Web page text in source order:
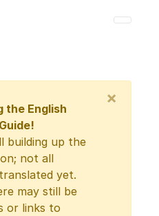
the English
building up the
not all
yet.
may still be
or links to
×